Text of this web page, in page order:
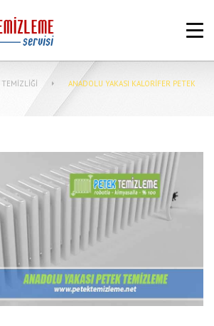
ANASAYFA
HAKKIMIZDA
PETEK TEMIZLEME FIYATLARI
MAKINASIZ PETEK TEMIZLEME
İLETIŞIM
ANADOLU YAKASI KALORIFER PETEK